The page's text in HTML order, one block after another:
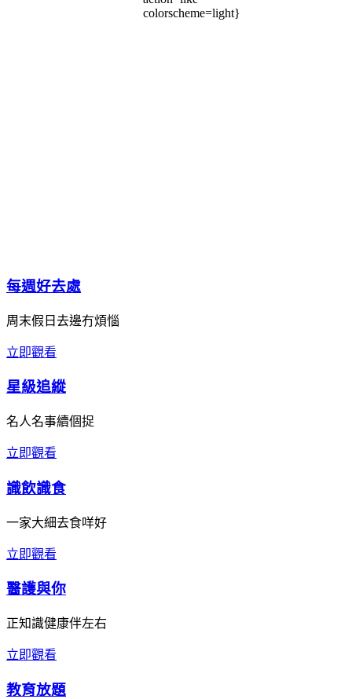
colorscheme=light}
每週好去處
周末假日去邊冇煩惱
立即觀看
星級追縱
名人名事續個捉
立即觀看
識飲識食
一家大細去食咩好
立即觀看
醫護與你
正知識健康伴左右
立即觀看
教育放題